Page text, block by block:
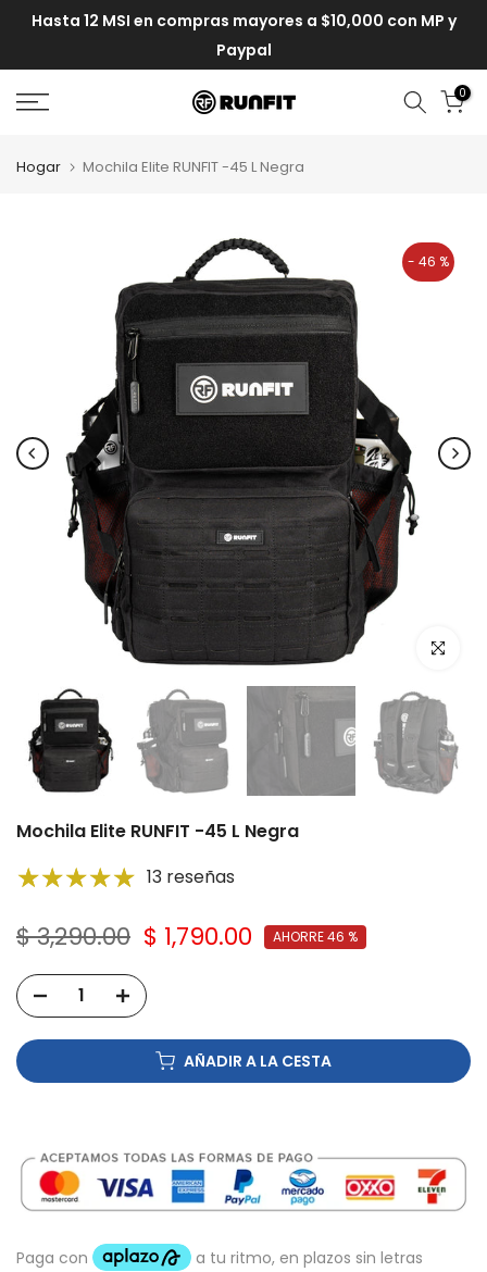
Hasta 12 MSI en compras mayores a $10,000 con MP y
Paypal
0
Hogar Mochila Elite RUNFIT -45 L Negra
- 46 %
Click
Mochila Elite RUNFIT -45 L Negra
13 reseñas
$ 3,290.00 $ 1,790.00 AHORRE 46 %
AÑADIR A LA CESTA